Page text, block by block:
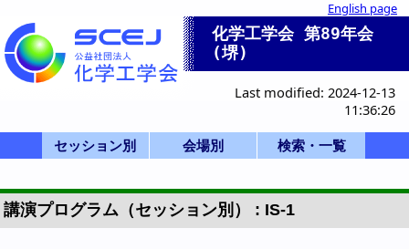
English page
化学工学会 第89年会
(堺)
Last modified: 2024-12-13
11:36:26
セッション別
ー)
ム
会場別
検索・一覧
講演プログラム（セッション別） : IS-1